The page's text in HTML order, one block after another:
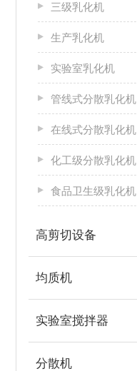
三级乳化机
生产乳化机
实验室乳化机
管线式分散乳化机
在线式分散乳化机
化工级分散乳化机
食品卫生级乳化机
高剪切设备
均质机
实验室搅拌器
分散机